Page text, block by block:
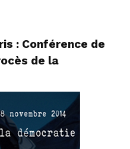
: Conférence de
de la